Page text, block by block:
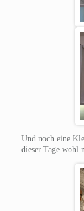
Und noch eine
dieser Tage wohl